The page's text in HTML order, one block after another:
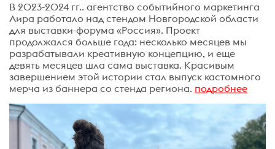
В 2023-2024 гг.. агентство событийного маркетинга
Лира работало над стендом Новгородской области
для выставки-форума «Россия». Проект
продолжался больше года: несколько месяцев мы
разрабатывали креативную концепцию, и еще
девять месяцев шла сама выставка. Красивым
завершением этой истории стал выпуск кастомного
мерча из баннера со стенда региона. подробнее